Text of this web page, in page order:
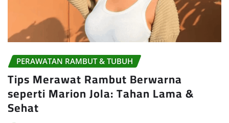
PERAWATAN RAMBUT & TUBUH
Tips Merawat Rambut Berwarna
seperti Marion Jola: Tahan Lama &
Sehat